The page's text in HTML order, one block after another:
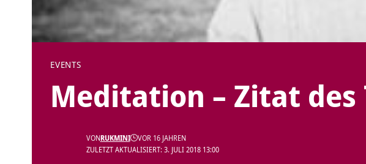
EVENTS
Meditation – Zitat des
ZULETZT AKTUALISIERT: 3. JULI 2018 13:00
VONRUKMINI VOR 16 JAHREN